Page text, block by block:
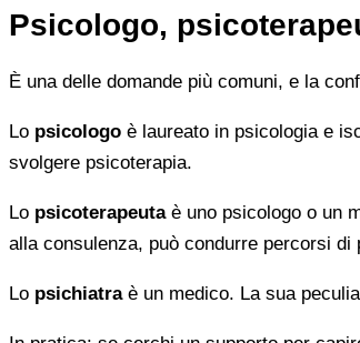
Psicologo,
È una delle domande più comuni, e la
Lo psicologo è laureato in psicologia e
svolgere psicoterapia.
Lo psicoterapeutaè uno psicologo o un
alla consulenza, può condurre percorsi
Lo psichiatraè un medico. La sua